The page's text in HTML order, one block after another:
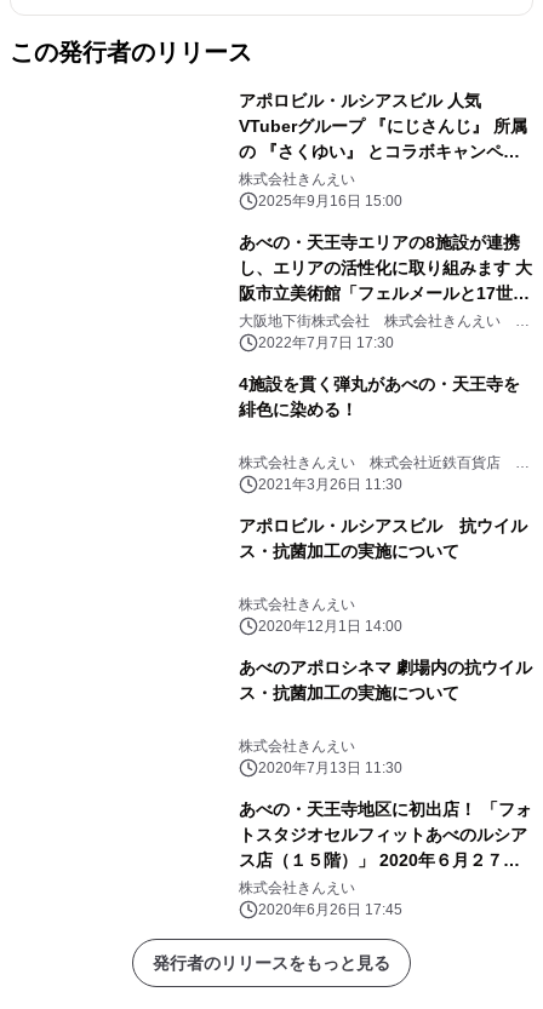
この発行者のリリース
アポロビル・ルシアスビル 人気
VTuberグループ 『にじさんじ』 所属
の 『さくゆい』 とコラボキャンペー
ン開催！
株式会社きんえい
2025年9月16日 15:00
あべの・天王寺エリアの8施設が連携
し、エリアの活性化に取り組みます 大
阪市立美術館「フェルメールと17世紀
オランダ絵画展」開催記念 スタンプラ
リーを初開催
大阪地下街株式会社 株式会社きんえい 株
式会社近鉄百貨店 株式会社近鉄・都ホテル
株式会社 東急不動産SCマネジメント株式
会社 (50 音順）
2022年7月7日 17:30
4施設を貫く弾丸があべの・天王寺を
緋色に染める！
株式会社きんえい 株式会社近鉄百貨店 東
宝株式会社 JR西日本 SC 開発株式会社 東
2021年3月26日 11:30
アポロビル・ルシアスビル 抗ウイル
ス・抗菌加工の実施について
株式会社きんえい
2020年12月1日 14:00
あべのアポロシネマ 劇場内の抗ウイル
ス・抗菌加工の実施について
株式会社きんえい
2020年7月13日 11:30
あべの・天王寺地区に初出店！ 「フォ
トスタジオセルフィットあべのルシア
ス店（１５階）」 2020年６月２７日
（土） １０時グランドオープン
株式会社きんえい
2020年6月26日 17:45
発行者のリリースをもっと見る